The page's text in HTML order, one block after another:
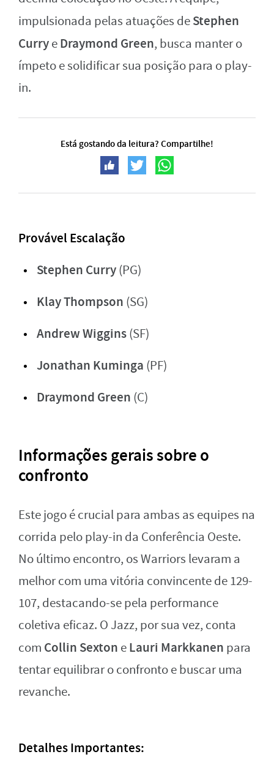
impulsionada pelas atuações deStephen
CurryeDraymond Green, busca manter o
ímpeto e solidificar sua posição para o play-
in.
Está gostando da leitura? Compartilhe!
Provável Escalação
Stephen Curry(PG)
Klay Thompson (SG)
Andrew Wiggins(SF)
Jonathan Kuminga (PF)
Draymond Green (C)
Informações gerais sobre o
confronto
Este jogo é crucial para ambas as equipes na
corrida pelo play-in da Conferência Oeste.
No último encontro, os Warriors levaram a
melhor com uma vitória convincente de 129-
107, destacando-se pela performance
coletiva eficaz. O Jazz, por sua vez, conta
com Collin Sexton eLauri Markkanen para
tentar equilibrar o confronto e buscar uma
revanche.
Detalhes Importantes: